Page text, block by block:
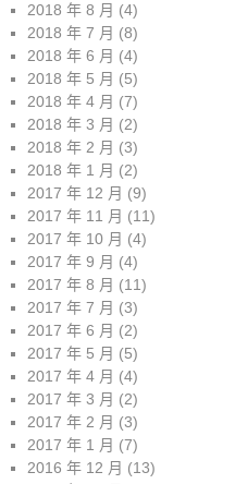
2018 年 8 月 (4)
2018 年 7 月 (8)
2018 年 6 月 (4)
2018 年 5 月 (5)
2018 年 4 月 (7)
2018 年 3 月 (2)
2018 年 2 月 (3)
2018 年 1 月 (2)
2017 年 12 月 (9)
2017 年 11 月 (11)
2017 年 10 月 (4)
2017 年 9 月 (4)
2017 年 8 月 (11)
2017 年 7 月 (3)
2017 年 6 月 (2)
2017 年 5 月 (5)
2017 年 4 月 (4)
2017 年 3 月 (2)
2017 年 2 月 (3)
2017 年 1 月 (7)
2016 年 12 月 (13)